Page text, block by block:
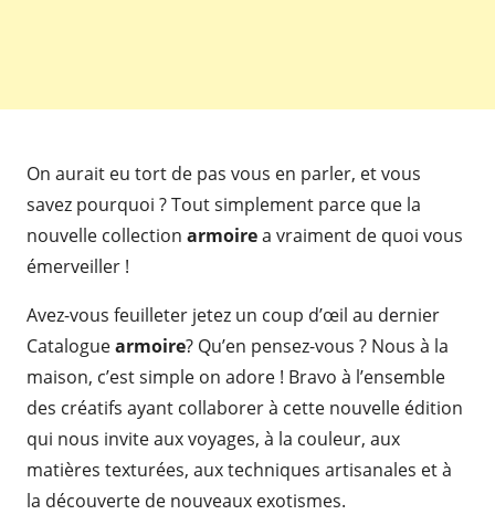
On aurait eu tort de pas vous en parler, et vous
savez pourquoi ? Tout simplement parce que la
nouvelle collection armoirea vraiment de quoi vous
émerveiller !
Avez-vous feuilleter jetez un coup d’œil au dernier
Cataloguearmoire? Qu’en pensez-vous ? Nous à la
maison, c’est simple on adore ! Bravo à l’ensemble
des créatifs ayant collaborer à cette nouvelle édition
qui nous invite aux voyages, à la couleur, aux
matières texturées, aux techniques artisanales et à
la découverte de nouveaux exotismes.